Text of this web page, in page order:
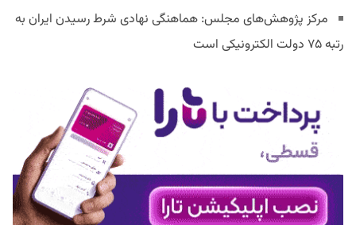
مرکز پژوهش‌های مجلس: هماهنگی نهادی شرط رسیدن ایران به
رتبه ۷۵ دولت الکترونیکی است